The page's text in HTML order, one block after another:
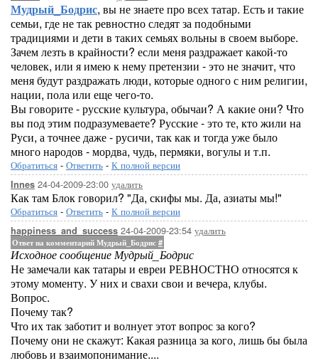
Мудрый_Бодрис, вы не знаете про всех татар. Есть и такие
семьи, где не так ревностно следят за подобными
традициями и дети в таких семьях вольны в своем выборе.
Зачем лезть в крайности? если меня раздражает какой-то
человек, или я имею к нему претензии - это не значит, что
меня будут раздражать люди, которые одного с ним религии,
нации, пола или еще чего-то.
Вы говорите - русские культура, обычаи? А какие они? Что
вы под этим подразумеваете? Русские - это те, кто жили на
Руси, а точнее даже - русичи, так как и тогда уже было
много народов - мордва, чудь, пермяки, вогулы и т.п.
Обратиться - Ответить - К полной версии
Innes 24-04-2009-23:00 удалить
Как там Блок говорил? "Да, скифы мы. Да, азиаты мы!"
Обратиться - Ответить - К полной версии
happiness_and_success 24-04-2009-23:54 удалить
Ответ на комментарий Мудрый_Бодрис #
Исходное сообщение Мудрый_Бодрис
Не замечали как татары и евреи РЕВНОСТНО относятся к
этому моменту. У них и свахи свои и вечера, клубы.
Вопрос.
Почему так?
Что их так заботит и волнует этот вопрос за кого?
Почему они не скажут: Какая разница за кого, лишь бы была
любовь и взаимопонимание....